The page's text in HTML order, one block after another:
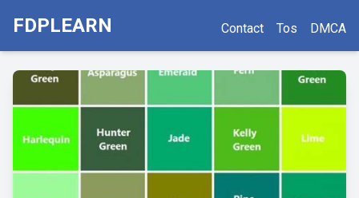
FDPLEARN Contact Tos DMCA